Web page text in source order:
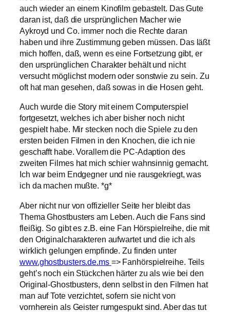
auch wieder an einem Kinofilm gebastelt. Das Gute
daran ist, daß die ursprünglichen Macher wie
Aykroyd und Co. immer noch die Rechte daran
haben und ihre Zustimmung geben müssen. Das läßt
mich hoffen, daß, wenn es eine Fortsetzung gibt, er
den ursprünglichen Charakter behält und nicht
versucht möglichst modern oder sonstwie zu sein. Zu
oft hat man gesehen, daß sowas in die Hosen geht.
Auch wurde die Story mit einem Computerspiel
fortgesetzt, welches ich aber bisher noch nicht
gespielt habe. Mir stecken noch die Spiele zu den
ersten beiden Filmen in den Knochen, die ich nie
geschafft habe. Vorallem die PC-Adaption des
zweiten Filmes hat mich schier wahnsinnig gemacht.
Ich war beim Endgegner und nie rausgekriegt, was
ich da machen mußte. *g*
Aber nicht nur von offizieller Seite her bleibt das
Thema Ghostbusters am Leben. Auch die Fans sind
fleißig. So gibt es z.B. eine Fan Hörspielreihe, die mit
den Originalcharakteren aufwartet und die ich als
wirklich gelungen empfinde. Zu finden unter
www.ghostbusters.de.ms => Fanhörspielreihe. Teils
geht’s noch ein Stückchen härter zu als wie bei den
Original-Ghostbusters, denn selbst in den Filmen hat
man auf Tote verzichtet, sofern sie nicht von
vornherein als Geister rumgespukt sind. Aber das tut